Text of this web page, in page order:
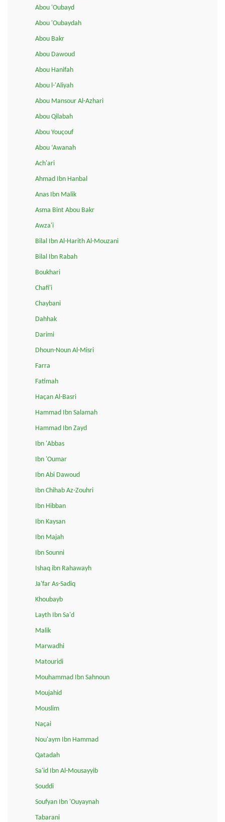
Abou 'Oubayd
Abou 'Oubaydah
Abou Bakr
Abou Dawoud
Abou Hanifah
Abou l-'Aliyah
Abou Mansour Al-Azhari
Abou Qilabah
Abou Youçouf
Abou ‘Awanah
Ach'ari
Ahmad Ibn Hanbal
Anas Ibn Malik
Asma Bint Abou Bakr
Awza'i
Bilal Ibn Al-Harith Al-Mouzani
Bilal Ibn Rabah
Boukhari
Chafi'i
Chaybani
Dahhak
Darimi
Dhoun-Noun Al-Misri
Farra
Fatimah
Haçan Al-Basri
Hammad Ibn Salamah
Hammad Ibn Zayd
Ibn 'Abbas
Ibn 'Oumar
Ibn Abi Dawoud
Ibn Chihab Az-Zouhri
Ibn Hibban
Ibn Kaysan
Ibn Majah
Ibn Sounni
Ishaq ibn Rahawayh
Ja'far As-Sadiq
Khoubayb
Layth Ibn Sa'd
Malik
Marwadhi
Matouridi
Mouhammad Ibn Sahnoun
Moujahid
Mouslim
Naçai
Nou'aym Ibn Hammad
Qatadah
Sa'id Ibn Al-Mousayyib
Souddi
Soufyan Ibn 'Ouyaynah
Tabarani